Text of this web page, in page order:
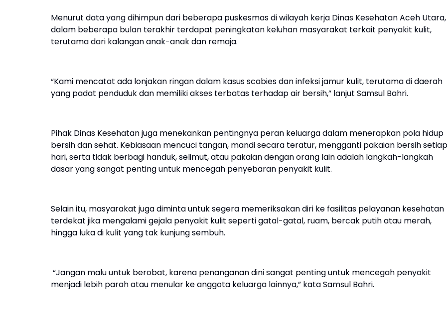
Menurut data yang dihimpun dari beberapa puskesmas di wilayah kerja Dinas Kesehatan Aceh Utara,
dalam beberapa bulan terakhir terdapat peningkatan keluhan masyarakat terkait penyakit kulit,
terutama dari kalangan anak-anak dan remaja.
“Kami mencatat ada lonjakan ringan dalam kasus scabies dan infeksi jamur kulit, terutama di daerah
yang padat penduduk dan memiliki akses terbatas terhadap air bersih,” lanjut Samsul Bahri.
Pihak Dinas Kesehatan juga menekankan pentingnya peran keluarga dalam menerapkan pola hidup
bersih dan sehat. Kebiasaan mencuci tangan, mandi secara teratur, mengganti pakaian bersih setiap
hari, serta tidak berbagi handuk, selimut, atau pakaian dengan orang lain adalah langkah-langkah
dasar yang sangat penting untuk mencegah penyebaran penyakit kulit.
Selain itu, masyarakat juga diminta untuk segera memeriksakan diri ke fasilitas pelayanan kesehatan
terdekat jika mengalami gejala penyakit kulit seperti gatal-gatal, ruam, bercak putih atau merah,
hingga luka di kulit yang tak kunjung sembuh.
“Jangan malu untuk berobat, karena penanganan dini sangat penting untuk mencegah penyakit
menjadi lebih parah atau menular ke anggota keluarga lainnya,” kata Samsul Bahri.